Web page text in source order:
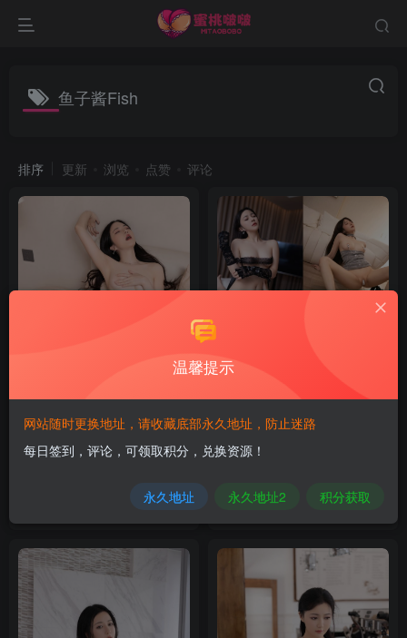
鱼子酱Fish
排序 更新 浏览 点赞 评论
双人演绎 [129P-915MB]
VIP
集【持续更新中】
温馨提示
网站随时更换地址，请收藏底部永久地址，防止迷路
每日签到，评论，可领取积分，兑换资源！
永久地址 永久地址2 积分获取